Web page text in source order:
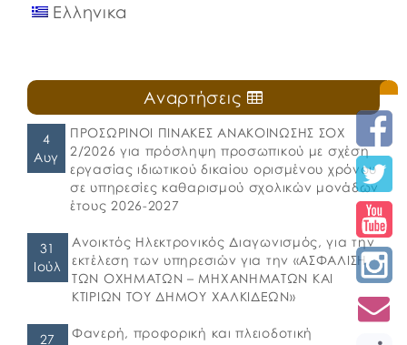
Ελληνικα
Αναρτήσεις
4
Αυγ
ΠΡΟΣΩΡΙΝΟΙ ΠΙΝΑΚΕΣ ΑΝΑΚΟΙΝΩΣΗΣ ΣΟΧ
2/2026 για πρόσληψη προσωπικού με σχέση
εργασίας ιδιωτικού δικαίου ορισμένου χρόνου
σε υπηρεσίες καθαρισμού σχολικών μονάδων
έτους 2026-2027
31
Ιούλ
Ανοικτός Ηλεκτρονικός Διαγωνισμός, για την
εκτέλεση των υπηρεσιών για την «ΑΣΦΑΛΙΣΗ
ΤΩΝ ΟΧΗΜΑΤΩΝ – ΜΗΧΑΝΗΜΑΤΩΝ ΚΑΙ
ΚΤΙΡΙΩΝ ΤΟΥ ΔΗΜΟΥ ΧΑΛΚΙΔΕΩΝ»
27
Φανερή, προφορική και πλειοδοτική